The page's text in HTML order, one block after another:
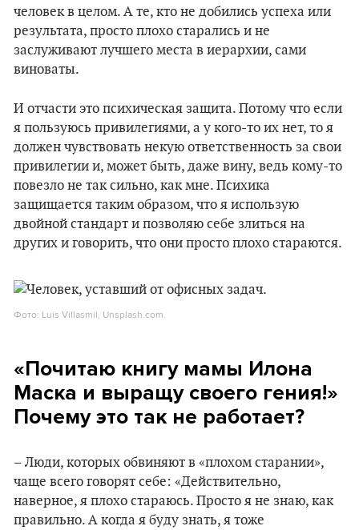
человек в целом. А те, кто не добились успеха или
результата, просто плохо старались и не
заслуживают лучшего места в иерархии, сами
виноваты.
И отчасти это психическая защита. Потому что если
я пользуюсь привилегиями, а у кого-то их нет, то я
должен чувствовать некую ответственность за свои
привилегии и, может быть, даже вину, ведь кому-то
повезло не так сильно, как мне. Психика
защищается таким образом, что я использую
двойной стандарт и позволяю себе злиться на
других и говорить, что они просто плохо стараются.
Фото: Luis Villasmil, Unsplash.com.
«Почитаю книгу мамы Илона
Маска и выращу своего гения!»
Почему это так не работает?
– Люди, которых обвиняют в «плохом старании»,
чаще всего говорят себе: «Действительно,
наверное, я плохо стараюсь. Просто я не знаю, как
правильно. А когда я буду знать, я тоже